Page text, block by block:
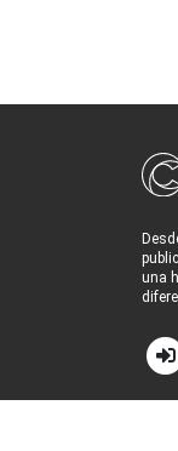
una